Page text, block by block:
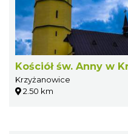
Kościół św. Anny w
Krzyżanowice
2.50 km